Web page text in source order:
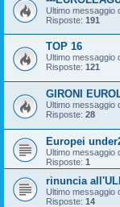
Ultimo messaggio
Risposte: 191
TOP 16
Ultimo messaggio
Risposte: 121
GIRONI
Ultimo messaggio
Risposte: 28
Europei
Ultimo messaggio
Risposte: 1
rinuncia
Ultimo messaggio
Risposte: 14